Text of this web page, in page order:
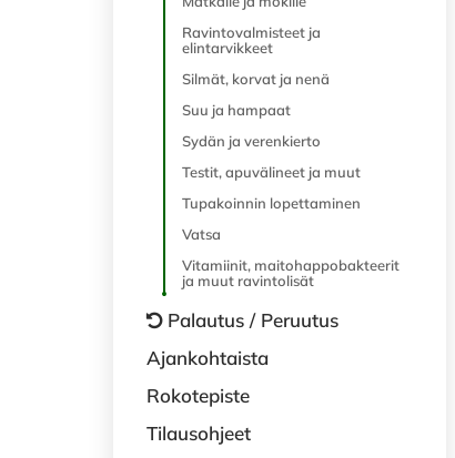
Ravintovalmisteet ja
elintarvikkeet
Silmät, korvat ja nenä
Suu ja hampaat
Sydän ja verenkierto
Testit, apuvälineet ja muut
Tupakoinnin lopettaminen
Vatsa
Vitamiinit, maitohappobakteerit
ja muut ravintolisät
Palautus / Peruutus
Ajankohtaista
Rokotepiste
Tilausohjeet